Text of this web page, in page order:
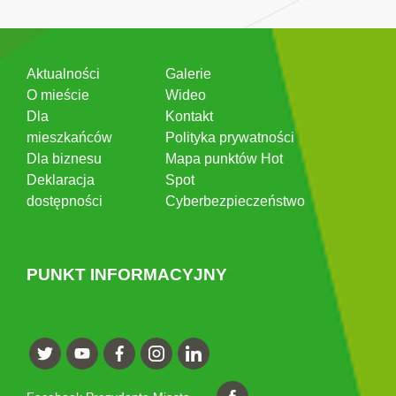
Aktualności
O mieście
Dla
mieszkańców
Dla biznesu
Deklaracja
dostępności
Galerie
Wideo
Kontakt
Polityka prywatności
Mapa punktów Hot
Spot
Cyberbezpieczeństwo
PUNKT INFORMACYJNY